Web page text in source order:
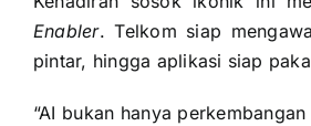
Enabler. Telkom siap
pintar, hingga aplikasi siap
“AI bukan hanya